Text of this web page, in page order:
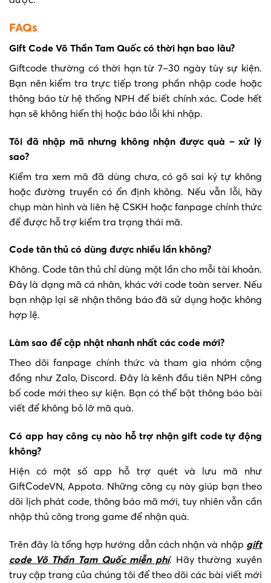
FAQs
Gift Code Võ Thần Tam Quốc có thời hạn bao lâu?
Giftcode thường có thời hạn từ 7–30 ngày tùy sự kiện.
Bạn nên kiểm tra trực tiếp trong phần nhập code hoặc
thông báo từ hệ thống NPH để biết chính xác. Code hết
hạn sẽ không hiển thị hoặc báo lỗi khi nhập.
Tôi đã nhập mã nhưng không nhận được quà – xử lý
sao?
Kiểm tra xem mã đã dùng chưa, có gõ sai ký tự không
hoặc đường truyền có ổn định không. Nếu vẫn lỗi, hãy
chụp màn hình và liên hệ CSKH hoặc fanpage chính thức
để được hỗ trợ kiểm tra trạng thái mã.
Code tân thủ có dùng được nhiều lần không?
Không. Code tân thủ chỉ dùng một lần cho mỗi tài khoản.
Đây là dạng mã cá nhân, khác với code toàn server. Nếu
bạn nhập lại sẽ nhận thông báo đã sử dụng hoặc không
hợp lệ.
Làm sao để cập nhật nhanh nhất các code mới?
Theo dõi fanpage chính thức và tham gia nhóm cộng
đồng như Zalo, Discord. Đây là kênh đầu tiên NPH công
bố code mới theo sự kiện. Bạn có thể bật thông báo bài
viết để không bỏ lỡ mã quà.
Có app hay công cụ nào hỗ trợ nhận gift code tự động
không?
Hiện có một số app hỗ trợ quét và lưu mã như
GiftCodeVN, Appota. Những công cụ này giúp bạn theo
dõi lịch phát code, thông báo mã mới, tuy nhiên vẫn cần
nhập thủ công trong game để nhận quà.
Trên đây là tổng hợp hướng dẫn cách nhận và nhập gift
code Võ Thần Tam Quốc miễn phí. Hãy thường xuyên
truy cập trang của chúng tôi để theo dõi các bài viết mới